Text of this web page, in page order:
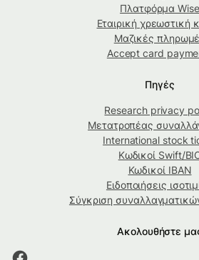
Πλατφόρμα Wise
Εταιρική χρεωστική
Μαζικές
Accept card
Πηγές
Research privacy
Μετατροπέας
International stock
Κωδικοί Swift/
Κωδικοί IBAN
Ειδοποιήσεις
Σύγκριση
Ακολουθήστε